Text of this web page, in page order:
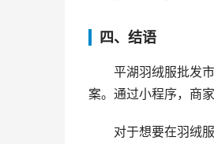
四、结语
平湖羽绒服批发
案。通过小程序，商
对于想要在羽绒